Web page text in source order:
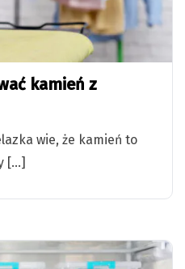
kamień z
wie, że kamień to
[…]